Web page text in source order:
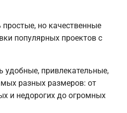
но качественные
популярных проектов с
привлекательные,
разных размеров: от
и недорогих до огромных